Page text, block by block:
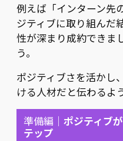
例えば「インターン先
ジティブに取り組んだ
性が深まり成約できま
う。
ポジティブさを活かし
ける人材だと伝わるよ
準備編｜ ポジティブ
テップ